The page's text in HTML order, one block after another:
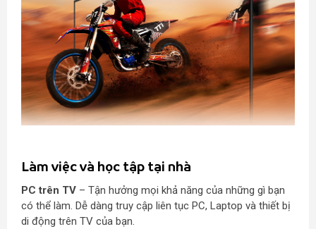
Làm việc và học tập tại nhà
PC trên TV – Tận hưởng mọi khả năng của những gì bạn
có thể làm. Dễ dàng truy cập liên tục PC, Laptop và thiết bị
di động trên TV của bạn.